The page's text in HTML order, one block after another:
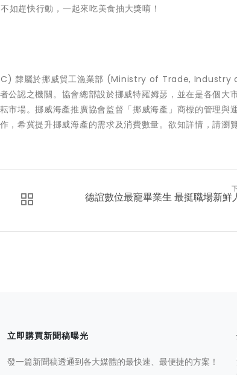
如趕快行動，一起來吃美食抽大獎唷！
隸屬於挪威貿工漁業部 (Ministry of Trade, Industry
認之機關。協會總部設於挪威特羅姆瑟，並在是各個大
市場。挪威海產推廣協會監督「挪威海產」商標的管理與
，希冀提升挪威海產的需求及消費數量。欲知詳情，請瀏
德誼數位最寵畢業生 最挺職場新鮮
立即購買新聞稿曝光
發一篇新聞稿透通到各大媒體的最快速、最便捷的方案！